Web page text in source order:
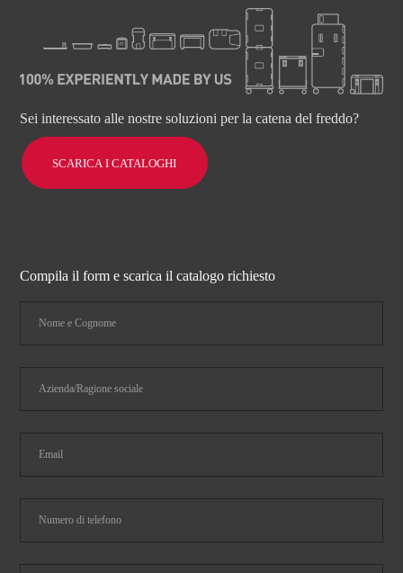
Sei interessato alle nostre soluzioni per la catena del freddo?
SCARICA I CATALOGHI
Compila il form e scarica il catalogo richiesto